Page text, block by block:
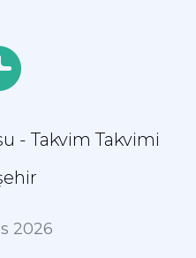
- Takvim Takvimi
2026